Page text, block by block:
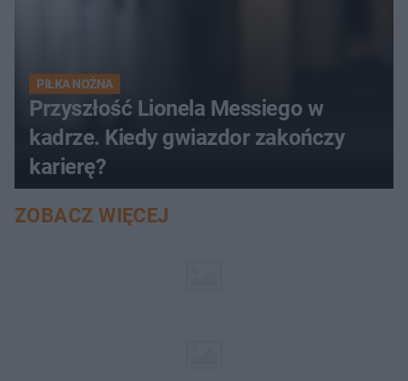
PIŁKA NOŻNA
Przyszłość Lionela Messiego w
kadrze. Kiedy gwiazdor zakończy
karierę?
ZOBACZ WIĘCEJ